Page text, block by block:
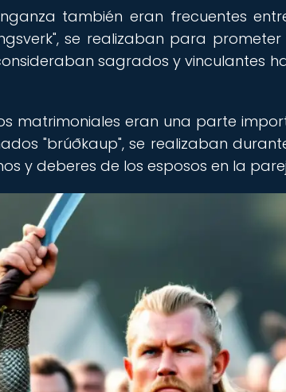
también eran frecuentes
se realizaban para
sagrados y vinculantes
matrimoniales eran una parte
"brúðkaup", se realizaban
y deberes de los esposos en la